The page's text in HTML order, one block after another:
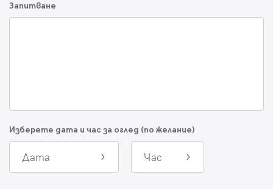
Запитване
Изберете дата и час за оглед (по желание)
Дата Час